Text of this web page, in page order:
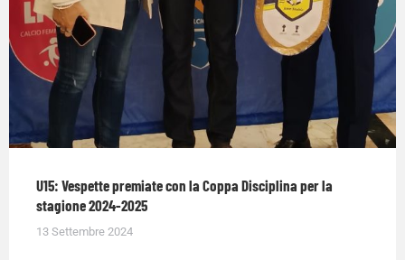
U15: Vespette premiate con la Coppa Disciplina per la
stagione 2024-2025
13 Settembre 2024